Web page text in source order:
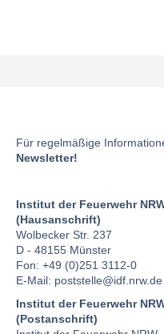
Für regelmäßige
Newsletter!
Institut der Feuerwehr
(Hausanschrift)
Wolbecker Str. 237
D - 48155 Münster
Fon: +49 (0)251 3112-0
E-Mail: poststelle@idf.nrw.de
Institut der Feuerwehr
(Postanschrift)